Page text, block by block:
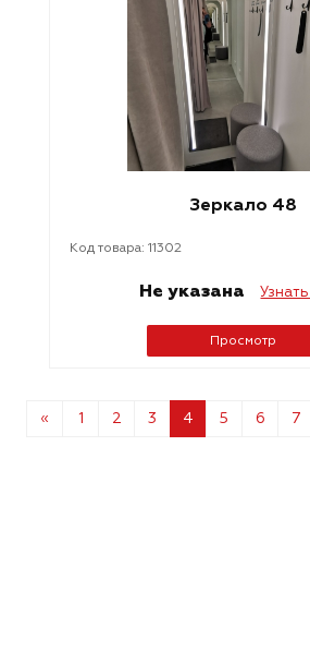
Зеркало 48
Код товара: 11302
Не указана
Просмотр
« 1 2 3 4 5 6 7